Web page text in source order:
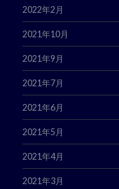
2022年2月
2021年10月
2021年9月
2021年7月
2021年6月
2021年5月
2021年4月
2021年3月